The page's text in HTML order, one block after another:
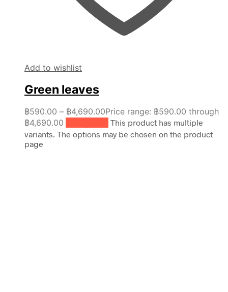
Add to wishlist
Green leaves
฿590.00 – ฿4,690.00Price range: ฿590.00 through
฿4,690.00
This product has multiple
variants. The options may be chosen on the product
page